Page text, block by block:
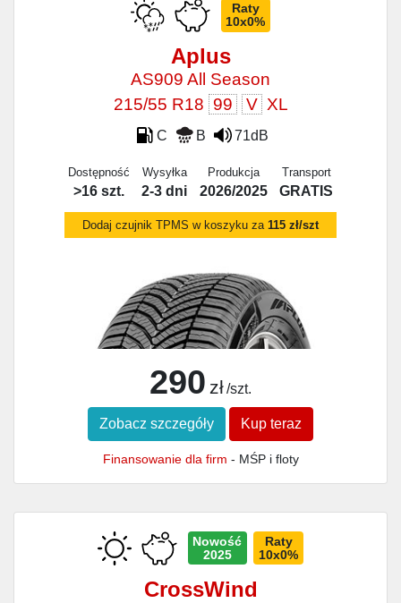
Raty
10x0%
Aplus
AS909 All Season
215/55 R18 99 V XL
C B 71dB
Dostępność
>16 szt.
Wysyłka
2-3 dni
Produkcja
2026/2025
Transport
GRATIS
Dodaj czujnik TPMS w koszyku za 115 zł/szt
290 zł /szt.
Zobacz szczegóły Kup teraz
Finansowanie dla firm - MŚP i floty
Nowość
2025
Raty
10x0%
CrossWind